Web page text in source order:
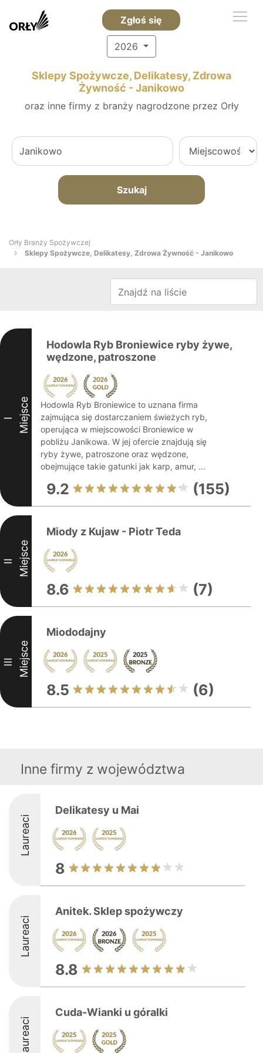
Zgłoś się
2026
Sklepy Spożywcze, Delikatesy, Zdrowa
Żywność - Janikowo
oraz inne firmy z branży nagrodzone przez Orły
Szukaj
Orły Branży Spożywczej
Sklepy Spożywcze, Delikatesy, Zdrowa Żywność - Janikowo
I Miejsce
Hodowla Ryb Broniewice ryby żywe,
wędzone, patroszone
Hodowla Ryb Broniewice to uznana firma
zajmująca się dostarczaniem świeżych ryb,
operująca w miejscowości Broniewice w
pobliżu Janikowa. W jej ofercie znajdują się
ryby żywe, patroszone oraz wędzone,
obejmujące takie gatunki jak karp, amur, ...
9.2 (155)
II Miejsce
Miody z Kujaw - Piotr Teda
8.6 (7)
III Miejsce
Miododajny
8.5 (6)
Inne firmy z województwa
Laureaci
Delikatesy u Mai
8
Laureaci
Anitek. Sklep spożywczy
8.8
Laureaci
Cuda-Wianki u góralki